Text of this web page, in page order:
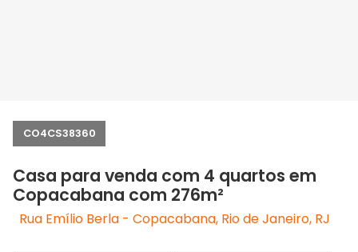
CO4CS38360
Casa para venda com 4 quartos em
Copacabana com 276m²
Rua Emílio Berla - Copacabana, Rio de Janeiro, RJ